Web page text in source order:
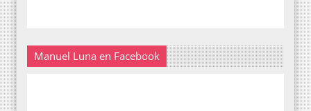
Manuel Luna en Facebook